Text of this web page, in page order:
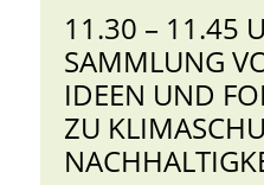
11.30 – 11.45
SAMMLUNG
IDEEN UND
ZU